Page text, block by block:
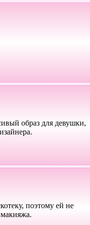
образ для девушки,
поэтому ей не